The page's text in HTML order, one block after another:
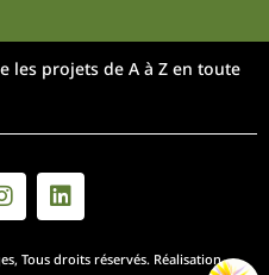
les projets de A à Z en toute
Tous droits réservés. Réalisation